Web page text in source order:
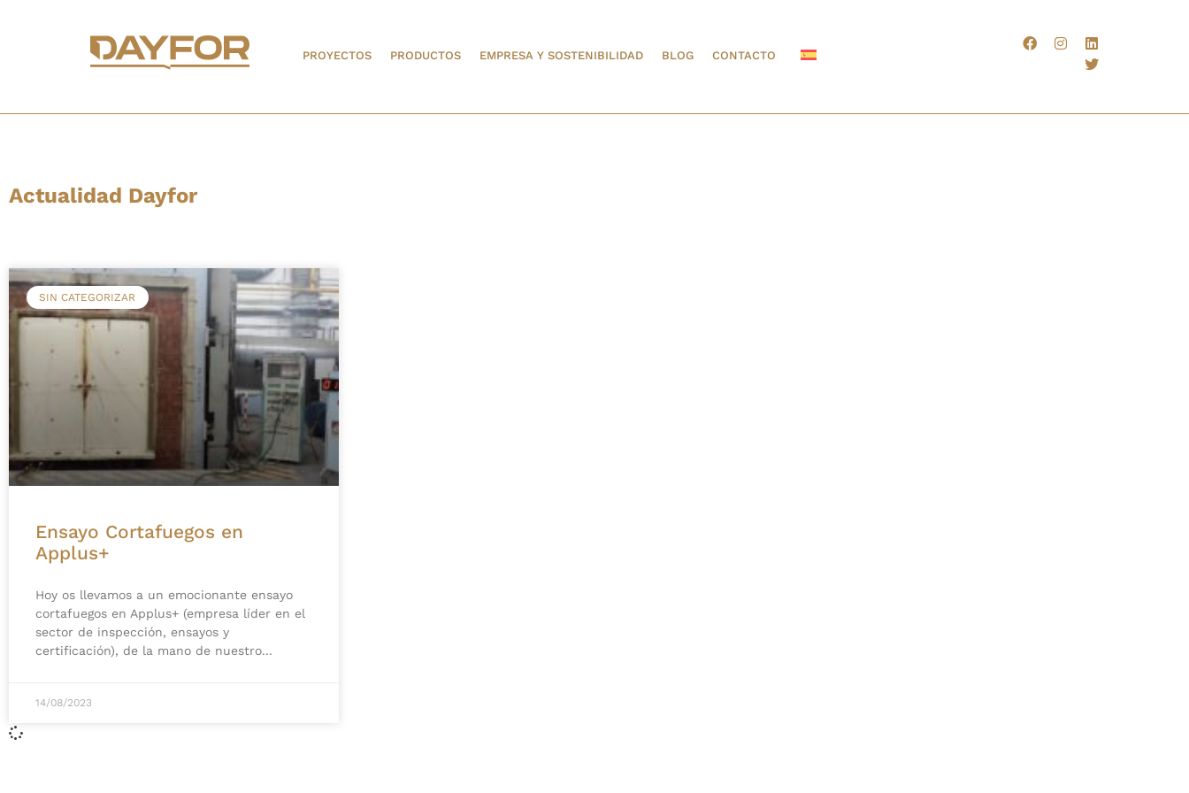
PROYECTOS PRODUCTOS EMPRESA Y SOSTENIBILIDAD BLOG CONTACTO
Actualidad Dayfor
SIN CATEGORIZAR
Ensayo Cortafuegos en
Applus+
Hoy os llevamos a un emocionante ensayo
cortafuegos en Applus+ (empresa líder en el
sector de inspección, ensayos y
certificación), de la mano de nuestro
14/08/2023